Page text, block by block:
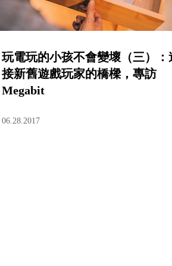
玩電玩的小孩不會變壞（三）：
接新舊遊戲玩家的橋樑，專訪
Megabit
06.28.2017